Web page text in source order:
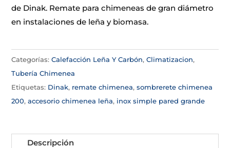
de Dinak. Remate para chimeneas de gran diámetro
en instalaciones de leña y biomasa.
Categorías:Calefacción Leña Y Carbón,Climatizacion,
Tubería Chimenea
Etiquetas: Dinak, remate chimenea,sombrerete chimenea
200,accesorio chimenea leña, inox simple pared grande
Descripción